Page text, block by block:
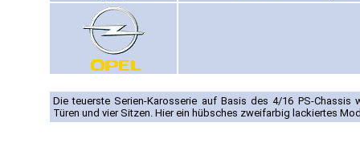
Die teuerste Serien-Karosserie auf Basis des 4/16 PS-
Türen und vier Sitzen. Hier ein hübsches zweifarbig lackiertes